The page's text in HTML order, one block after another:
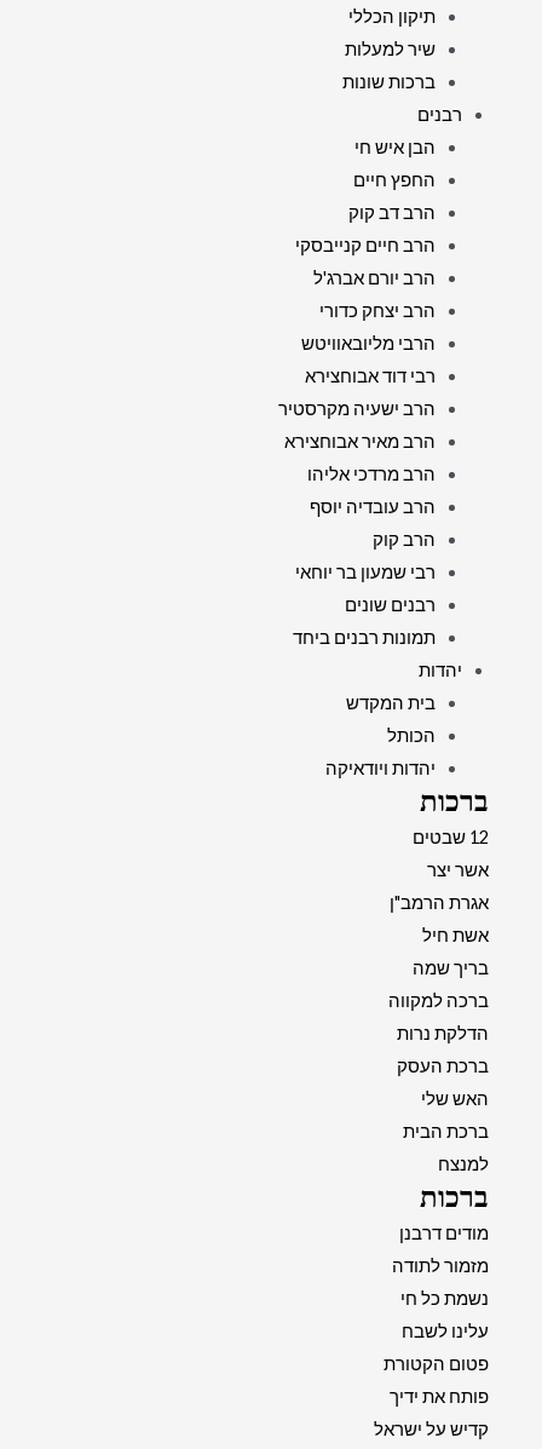
תיקון הכללי
שיר למעלות
ברכות שונות
רבנים
הבן איש חי
החפץ חיים
הרב דב קוק
הרב חיים קנייבסקי
הרב יורם אברג'ל
הרב יצחק כדורי
הרבי מליובאוויטש
רבי דוד אבוחצירא
הרב ישעיה מקרסטיר
הרב מאיר אבוחצירא
הרב מרדכי אליהו
הרב עובדיה יוסף
הרב קוק
רבי שמעון בר יוחאי
רבנים שונים
תמונות רבנים ביחד
יהדות
בית המקדש
הכותל
יהדות ויודאיקה
ברכות
12 שבטים
אשר יצר
אגרת הרמב"ן
אשת חיל
בריך שמה
ברכה למקווה
הדלקת נרות
ברכת העסק
האש שלי
ברכת הבית
למנצח
ברכות
מודים דרבנן
מזמור לתודה
נשמת כל חי
עלינו לשבח
פטום הקטורת
פותח את ידיך
קדיש על ישראל